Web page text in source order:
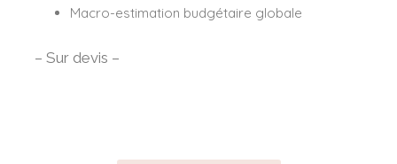
Macro-estimation budgétaire globale
– Sur devis –